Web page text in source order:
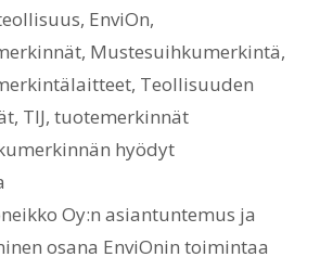
, EnviOn,
, Mustesuihkumerkintä,
, Teollisuuden
, TIJ, tuotemerkinnät
hyödyt
Oy:n asiantuntemus ja
osana EnviOnin toimintaa